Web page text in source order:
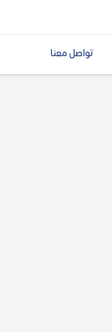
تواصل معنا